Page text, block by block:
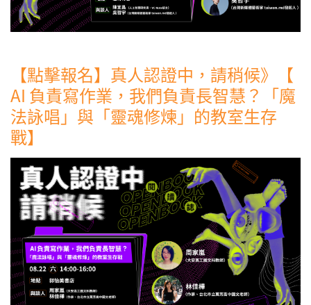
【點擊報名】真人認證中，請稍候》【
AI 負責寫作業，我們負責長智慧？「魔
法詠唱」與「靈魂修煉」的教室生存
戰】